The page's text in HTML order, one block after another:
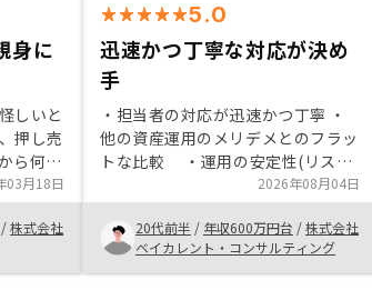
身に
しいと
押し売
ら何ま
理解す
ジとし
今後も
入した
03月18日
/株式会社
5.0
迅速かつ丁寧な対応が決め
手
・担当者の対応が迅速かつ丁寧 ・
他の資産運用のメリデメとのフラッ
トな比較 ・運用の安定性(リスク
の少なさ) ・インフレ対策 ・保
証の充実(空室、設備、原状回復費
等) ・ローンのレバレッジによる
収益性 ・
2026年08月04日
20代前半 / 年収600万円台 /株式会社
ベイカレント・コンサルティング